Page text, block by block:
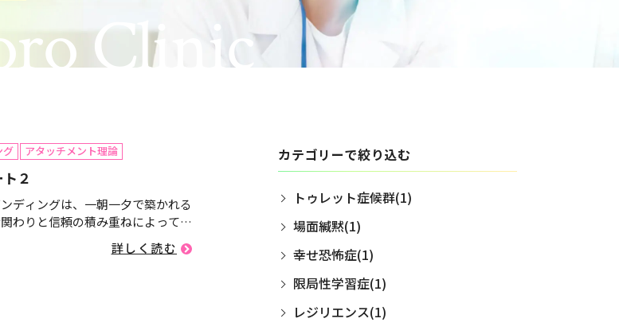
Clinic
グ アタッチメント理論
２
ディングは、一朝一夕で築かれる
わりと信頼の積み重ねによって育
一貫したポジティブで愛情あふれた
具体例を挙げてお話ししました。パ
詳しく読む
カテゴリーで絞り込む
トゥレット症候群(1)
場面緘黙(1)
幸せ恐怖症(1)
限局性学習症(1)
レジリエンス(1)